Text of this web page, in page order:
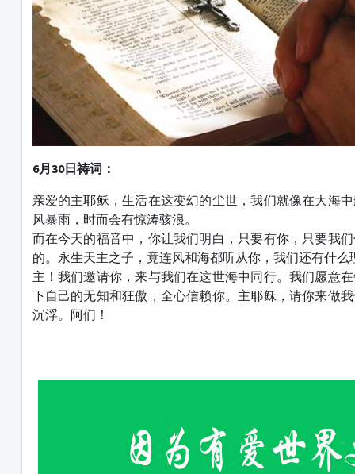
6月30日祷词：
亲爱的主耶稣，生活在这变幻的尘世，我们就像在大海
风暴雨，时而会有惊涛骇浪。
而在今天的福音中，你让我们明白，只要有你，只要我
的。永生天主之子，竟连风和海都听从你，我们还有什
主！我们邀请你，来与我们在这世海中同行。我们愿意
下自己的无知和狂傲，全心信赖你。主耶稣，请你来做
沉浮。阿们！